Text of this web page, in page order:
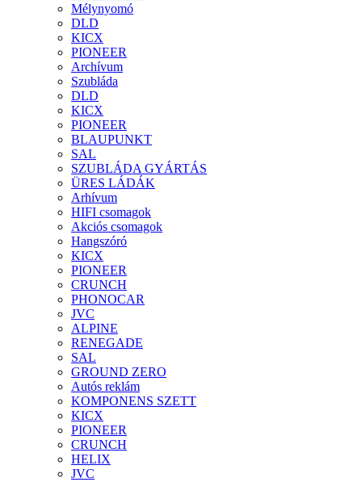
Mélynyomó
DLD
KICX
PIONEER
Archívum
Szubláda
DLD
KICX
PIONEER
BLAUPUNKT
SAL
SZUBLÁDA GYÁRTÁS
ÜRES LÁDÁK
Arhívum
HIFI csomagok
Akciós csomagok
Hangszóró
KICX
PIONEER
CRUNCH
PHONOCAR
JVC
ALPINE
RENEGADE
SAL
GROUND ZERO
Autós reklám
KOMPONENS SZETT
KICX
PIONEER
CRUNCH
HELIX
JVC